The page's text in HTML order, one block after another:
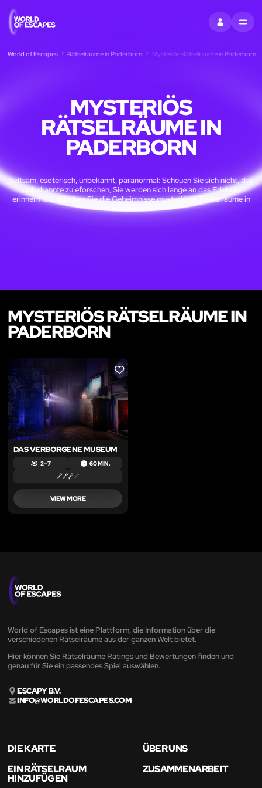
EINTRAGEN
MENU
World of Escapes Rätselräume in Paderborn Mysteriös Rätselräume in Paderborn
MYSTERIÖS
RÄTSELRÄUME IN
PADERBORN
Seltsam, esoterisch, unbekannt, paranormal: Scheuen Sie sich nicht, das
Unbekannte zu eforschen, Sie werden sich lange an das Erlebnis
erinnern ... Entdecken Sie die Geheimnisse mysteriöser Rätselräume in
MYSTERIÖS RÄTSELRÄUME IN
PADERBORN
LIKE
DAS VERBORGENE MUSEUM
2 – 7 60 MIN.
VIEW MORE
World of Escapes ist eine Plattform, die Information über die
verschiedenen Rätselräume aus der ganzen Welt bietet.
Hier können Sie Rätselräume Ratings und Bewertungen finden und
genau für Sie ein passendes Spiel auswählen.
ESCAPY B.V.
INFO@WORLDOFESCAPES.COM
DIE KARTE
ÜBER UNS
EIN RÄTSELRAUM
HINZUFÜGEN
ZUSAMMENARBEIT